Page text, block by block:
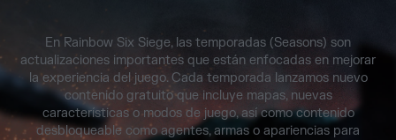
En Rainbow Six Siege, las temporadas (Seasons) son
actualizaciones importantes que están enfocadas en mejorar
la experiencia del juego. Cada temporada lanzamos nuevo
contenido gratuito que incluye mapas, nuevas
características o modos de juego, así como contenido
desbloqueable como agentes, armas o apariencias para